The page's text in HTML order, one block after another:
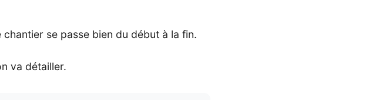
se passe bien du début à la fin.
va détailler.